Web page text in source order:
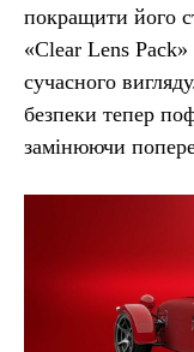
покращити його
«Clear Lens
сучасного
безпеки тепер
замінюючи